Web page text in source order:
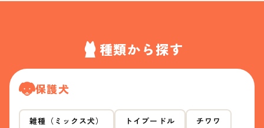
種類から探す
保護犬
雑種（ミックス犬） トイプードル チワワ